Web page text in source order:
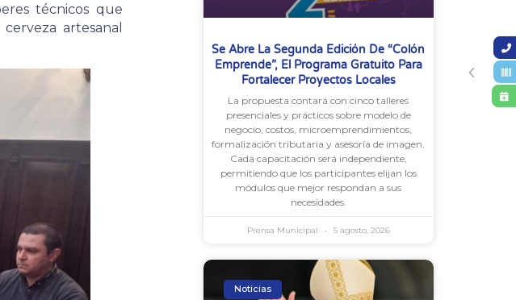
técnicos que
artesanal
Se Abre La Segunda Edición De “Colón
Emprende”, El Programa Gratuito Para
Fortalecer Proyectos Locales
La propuesta contará con cinco talleres
presenciales y prácticos sobre modelo de
negocio, costos, microemprendimientos,
formalización tributaria y asesoría de imagen.
Cada capacitación será independiente,
permitiendo que los participantes elijan los
módulos que mejor respondan a sus
necesidades.
Prensa Municipal 5 agosto, 2026
Noticias